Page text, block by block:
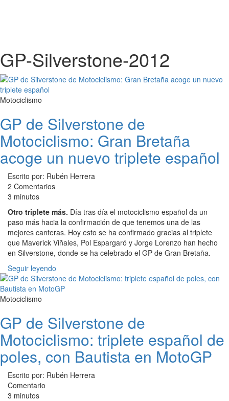
GP-Silverstone-2012
Motociclismo
GP de Silverstone de
Motociclismo: Gran Bretaña
acoge un nuevo triplete español
Escrito por: Rubén Herrera
2 Comentarios
3 minutos
Otro triplete más. Día tras día el motociclismo español da un
paso más hacia la confirmación de que tenemos una de las
mejores canteras. Hoy esto se ha confirmado gracias al triplete
que Maverick Viñales, Pol Espargaró y Jorge Lorenzo han hecho
en Silverstone, donde se ha celebrado el GP de Gran Bretaña.
Seguir leyendo
Motociclismo
GP de Silverstone de
Motociclismo: triplete español de
poles, con Bautista en MotoGP
Escrito por: Rubén Herrera
Comentario
3 minutos